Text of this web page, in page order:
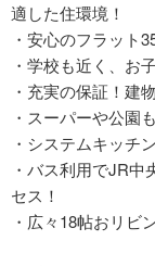
適した住環境！
・安心のフラット
・学校も近く、お
・充実の保証！建
・スーパーや公園
・システムキッチ
・バス利用でJR
セス！
・広々18帖おリビ